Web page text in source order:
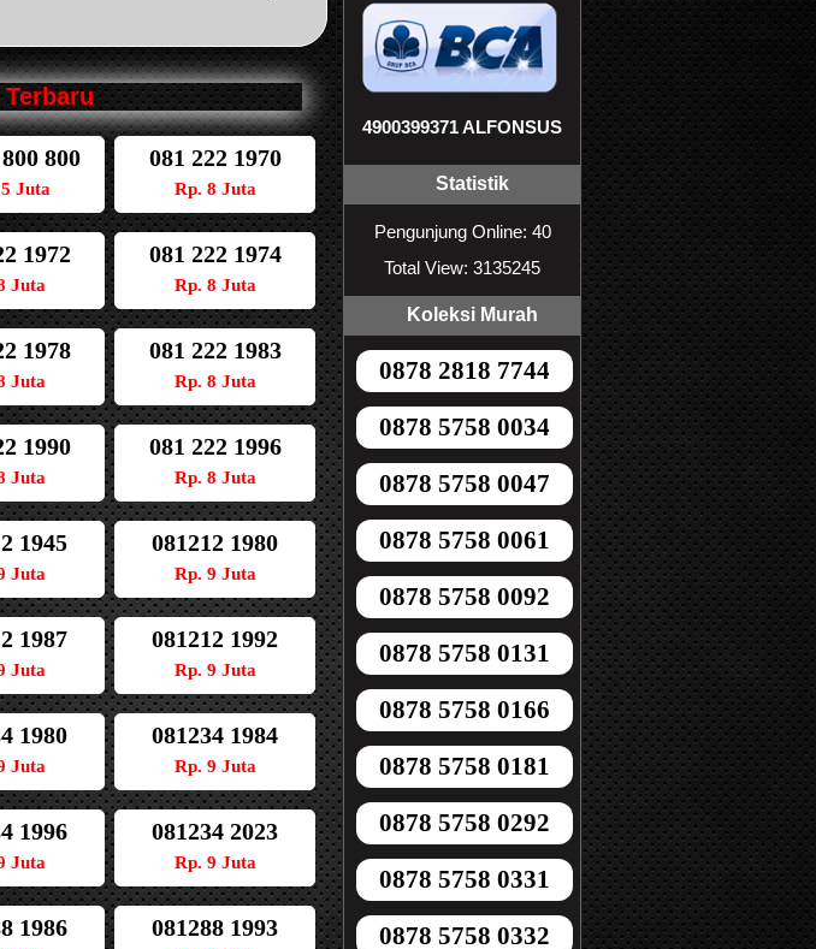
800
Juta
081 222 1970
Rp. 8 Juta
1972
Juta
081 222 1974
Rp. 8 Juta
1978
Juta
081 222 1983
Rp. 8 Juta
1990
Juta
081 222 1996
Rp. 8 Juta
1945
Juta
081212 1980
Rp. 9 Juta
1987
Juta
081212 1992
Rp. 9 Juta
1980
Juta
081234 1984
Rp. 9 Juta
1996
Juta
081234 2023
Rp. 9 Juta
1986 081288 1993
4900399371 ALFONSUS
Statistik
Pengunjung Online: 40
Total View: 3135245
Koleksi Murah
0878 2818 7744
0878 5758 0034
0878 5758 0047
0878 5758 0061
0878 5758 0092
0878 5758 0131
0878 5758 0166
0878 5758 0181
0878 5758 0292
0878 5758 0331
0878 5758 0332